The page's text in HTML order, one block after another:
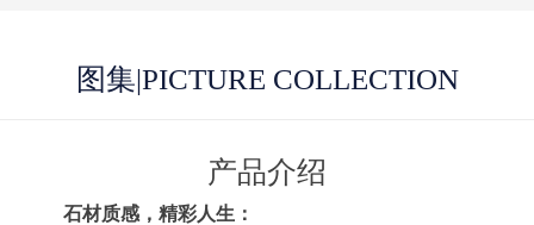
图集|PICTURE COLLECTION
产品介绍
石材质感，精彩人生：